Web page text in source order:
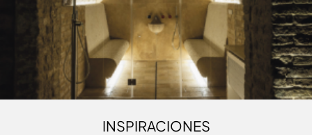
INSPIRACIONES